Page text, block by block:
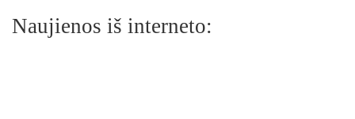
Naujienos iš interneto: